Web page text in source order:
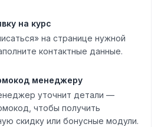
на курс
на странице нужной
контактные данные.
менеджеру
уточнит детали —
чтобы получить
скидку или бонусные модули.